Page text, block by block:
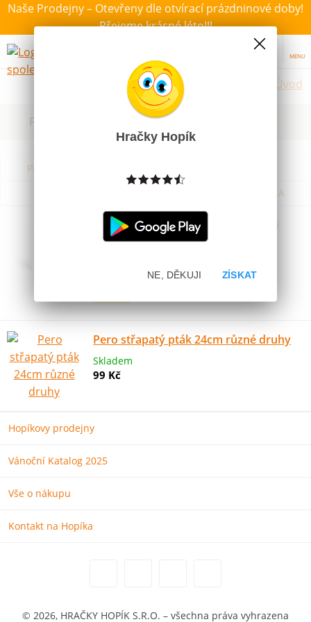
Naše Prodejny – Otevřeny dle otvírací prázdninové doby!
Přejeme krásné léto!!!
MENU
Úvod
Filtrovat dle dostupnosti, ceny, výrobce
Podle názvu od A do Z
Podle názvu od Z do A
Obal na sešity A4 transparentí silný
180mic
Pero střapatý pták 24cm různé druhy
Skladem
99 Kč
Hopíkovy prodejny
Vánoční Katalog 2025
Vše o nákupu
Kontakt na Hopíka
© 2026, HRAČKY HOPÍK S.R.O. – všechna práva vyhrazena
Hračky Hopík
ZÍSKAT
NE, DĚKUJI